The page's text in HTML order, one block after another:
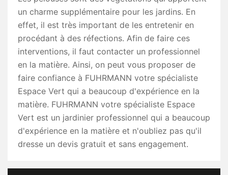
un charme supplémentaire pour les jardins. En
effet, il est très important de les entretenir en
procédant à des réfections. Afin de faire ces
interventions, il faut contacter un professionnel
en la matière. Ainsi, on peut vous proposer de
faire confiance à FUHRMANN votre spécialiste
Espace Vert qui a beaucoup d'expérience en la
matière. FUHRMANN votre spécialiste Espace
Vert est un jardinier professionnel qui a beaucoup
d'expérience en la matière et n'oubliez pas qu'il
dresse un devis gratuit et sans engagement.